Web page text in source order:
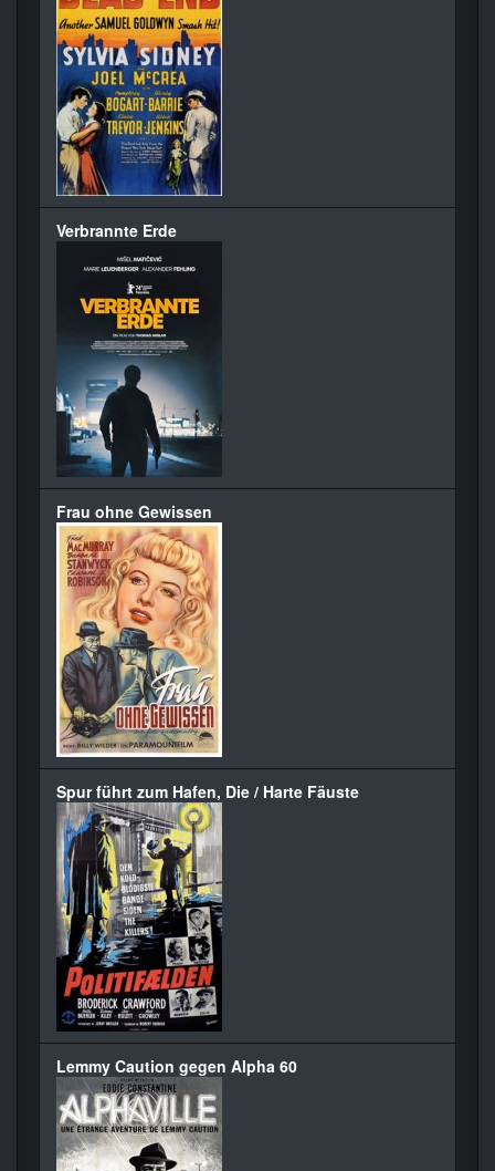
Verbrannte Erde
Frau ohne Gewissen
Spur führt zum Hafen, Die / Harte Fäuste
Lemmy Caution gegen Alpha 60